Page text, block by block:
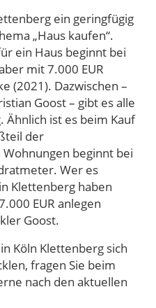
ein geringfügig
„Haus kaufen“.
ein Haus beginnt bei
mit 7.000 EUR
(2021). Dazwischen –
Goost – gibt es alle
Ähnlich ist es beim Kauf
der
beginnt bei
Wer es
Klettenberg haben
EUR anlegen
Goost.
Köln Klettenberg sich
fragen Sie beim
nach den aktuellen